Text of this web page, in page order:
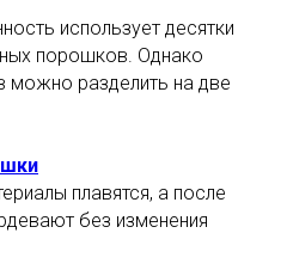
использует десятки
порошков. Однако
можно разделить на две
плавятся, а после
без изменения